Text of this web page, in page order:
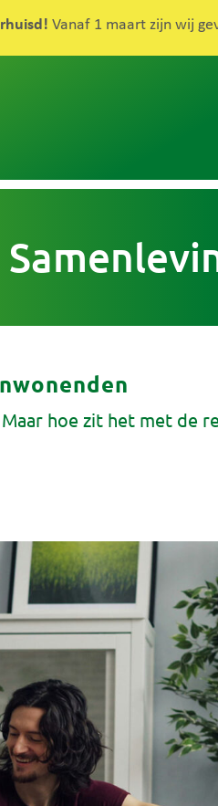
Vanaf 1 maart zijn wij
hoe zit het met de